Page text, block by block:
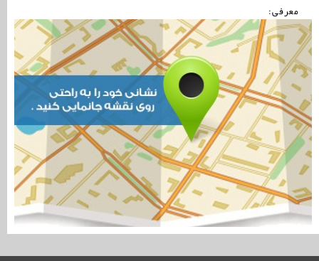
معرفی: